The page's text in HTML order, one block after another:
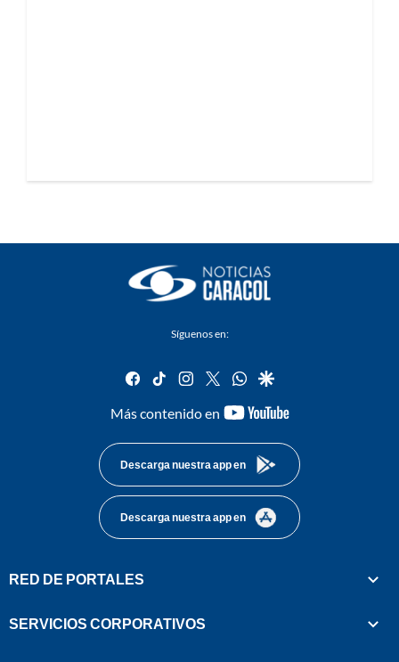
Síguenos en:
facebook
tiktok instagram
twitterwhatsapp
google
Más contenido en
youtube-
Descarga nuestra app en
Descarga nuestra app en
RED DE PORTALES
SERVICIOS CORPORATIVOS